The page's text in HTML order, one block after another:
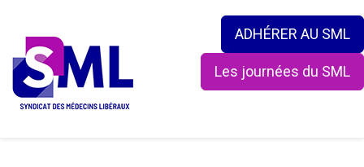
ADHÉRER AU SML
Les journées du SML